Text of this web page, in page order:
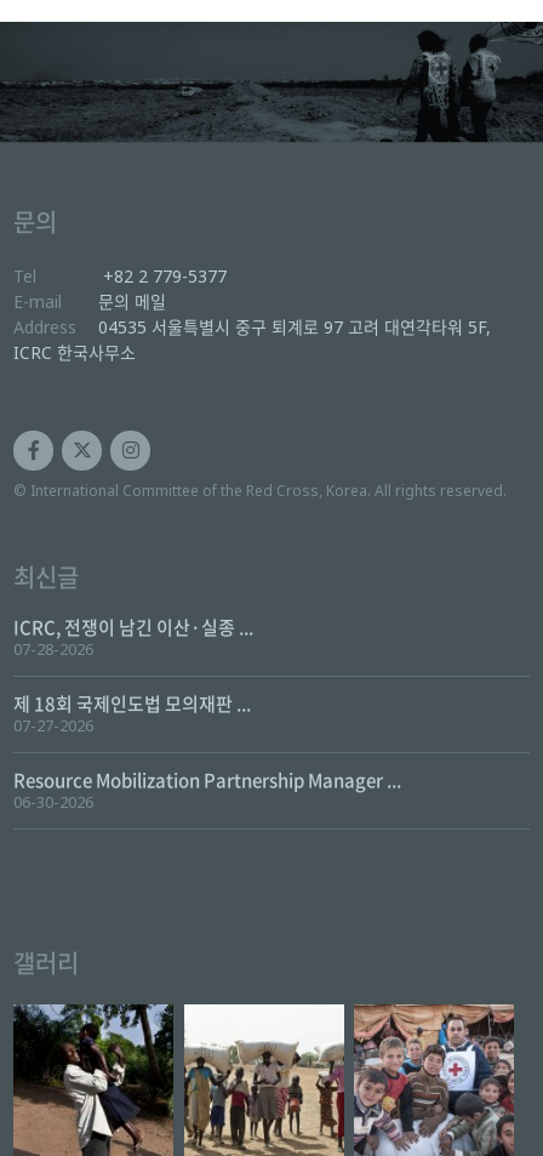
문의
Tel
+82 2 779-5377
E-mail
문의 메일
Address
04535 서울특별시 중구 퇴계로 97 고려 대연각타워 5F,
ICRC 한국사무소
© International Committee of the Red Cross, Korea. All rights reserved.
최신글
ICRC, 전쟁이 남긴 이산·실종 ...
07-28-2026
제 18회 국제인도법 모의재판 ...
07-27-2026
Resource Mobilization Partnership Manager ...
06-30-2026
갤러리